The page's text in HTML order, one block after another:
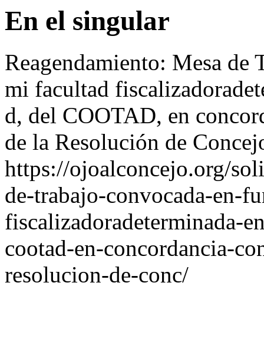
En el singular
Reagendamiento: Mesa de
mi facultad
d, del COOTAD, en
de la Resolución de
https://ojoalconcejo.org/
de-trabajo-convocada-en-
fiscalizadoradeterminada-
cootad-en-concordancia-
resolucion-de-conc/